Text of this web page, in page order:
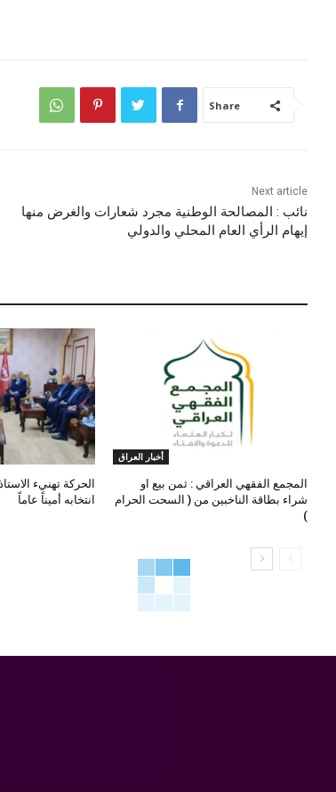
Share
Next article
نائب : المصالحة الوطنية مجرد شعارات والغرض منها
إيهام الرأي العام المحلي والدولي
الحركة تهنيء
انتخابه أميناً عاماً
أخبار العراق
المجمع الفقهي العراقي : ثمن بيع او
شراء بطاقة الناخبين من ( السحت الحرام
)